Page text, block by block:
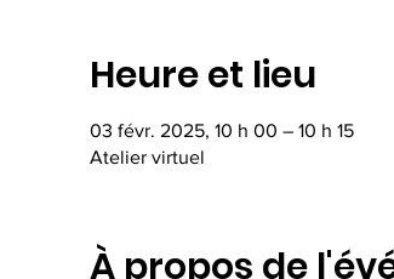
Heure et lieu
03 févr. 2025, 10 h 00 – 10 h 15
Atelier virtuel
À propos de